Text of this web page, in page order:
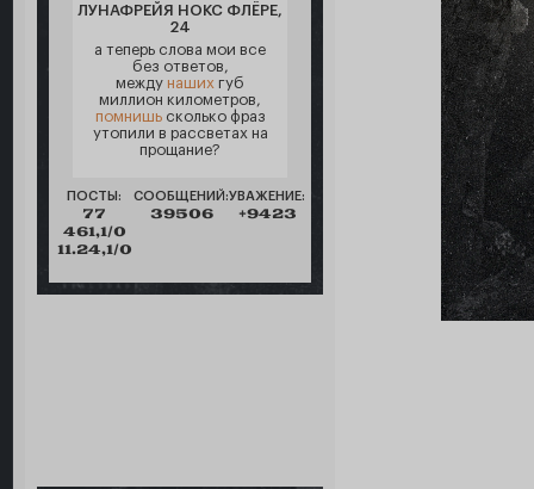
ЛУНАФРЕЙЯ НОКС ФЛЁРЕ,
24
а теперь слова мои все
без ответов,
между наших губ
миллион километров,
помнишьсколько фраз
утопили в рассветах на
прощание?
ПОСТЫ:
77
461,1/0
11.24,1/0
СООБЩЕНИЙ:
39506
УВАЖЕНИЕ:
+9423